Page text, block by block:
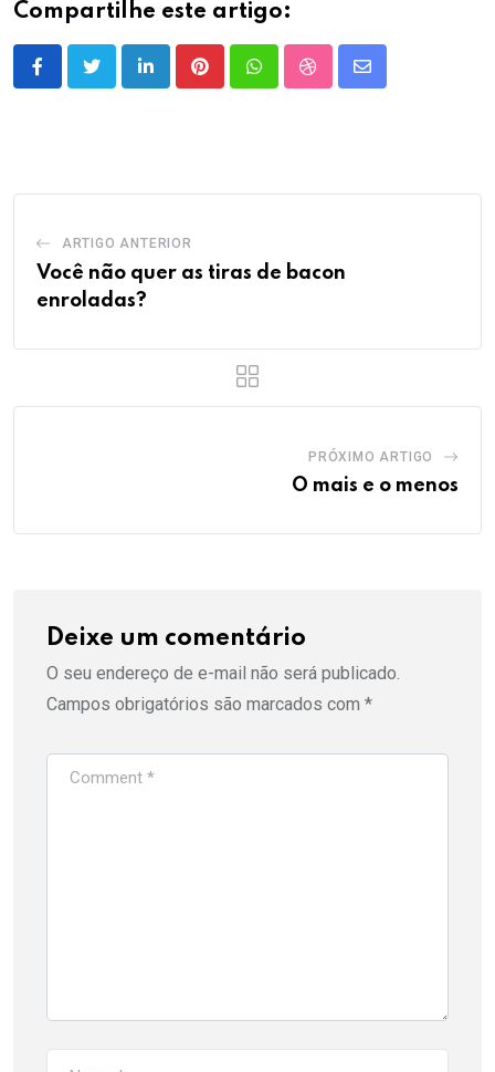
Compartilhe este artigo:
LinkedInPinterestWhatsappStumbleUpon
Share
ARTIGO ANTERIOR
Você não quer as tiras de bacon
enroladas?
PRÓXIMO ARTIGO
O mais e o menos
Deixe um comentário
O seu endereço de e-mail não será publicado.
Campos obrigatórios são marcados com *